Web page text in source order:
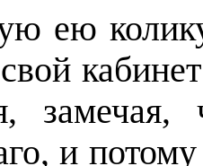
ею
и